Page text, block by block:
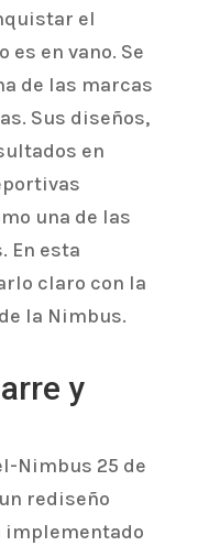
el
es en vano. Se
de las marcas
Sus diseños,
en
una de las
En esta
claro con la
la Nimbus.
y
Nimbus 25 de
rediseño
implementado